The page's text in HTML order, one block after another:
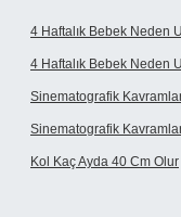
4 Haftalık Bebek Neden
4 Haftalık Bebek Neden
Sinematografik
Sinematografik
Kol Kaç Ayda 40 Cm Olur